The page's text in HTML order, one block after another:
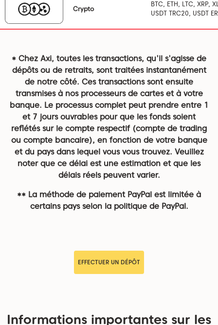
Crypto
BTC, ETH, LTC, XRP,
USDT TRC20, USDT
* Chez Axi, toutes les transactions, qu'il s'agisse de
dépôts ou de retraits, sont traitées instantanément
de notre côté. Ces transactions sont ensuite
transmises à nos processeurs de cartes et à votre
banque. Le processus complet peut prendre entre 1
et 7 jours ouvrables pour que les fonds soient
reflétés sur le compte respectif (compte de trading
ou compte bancaire), en fonction de votre banque
et du pays dans lequel vous vous trouvez. Veuillez
noter que ce délai est une estimation et que les
délais réels peuvent varier.
** La méthode de paiement PayPal est limitée à
certains pays selon la politique de PayPal.
EFFECTUER UN DÉPÔT
Informations importantes sur les